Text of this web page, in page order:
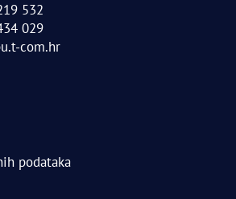
532
029
com.hr
podataka